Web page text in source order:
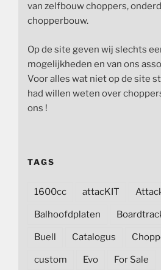
van zelfbouw choppers,
chopperbouw.
Op de site geven wij slechts
mogelijkheden en van ons
Voor alles wat niet op de site
had willen weten over
ons !
TAGS
1600cc attacKIT
Balhoofdplaten
Buell Catalogus
custom Evo For Sale